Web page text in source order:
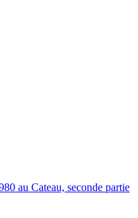
au Cateau, seconde partie